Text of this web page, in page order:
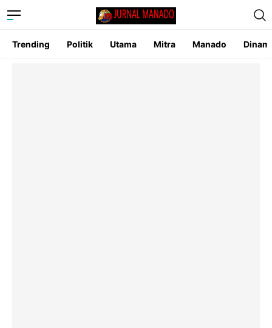
Trending Politik Utama Mitra Manado